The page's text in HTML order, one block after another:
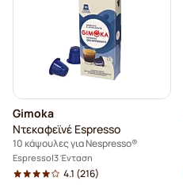
Gimoka
Ντεκαφεϊνέ Espresso
10 κάψουλες για Nespresso®
Espresso 3 Ένταση
4.1 (216)